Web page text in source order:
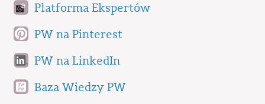
Platforma Ekspertów
PW na Pinterest
PW na LinkedIn
Baza Wiedzy PW